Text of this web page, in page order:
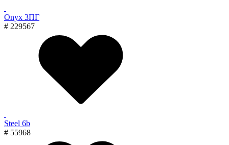
Onyx 3ПГ
# 229567
Steel 6b
# 55968